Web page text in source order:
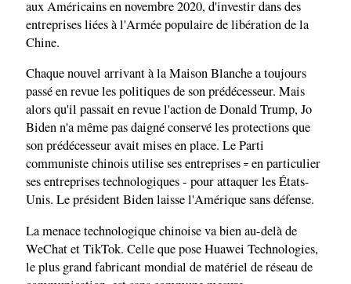
aux Américains en novembre 2020, d'investir dans des
entreprises liées à l'Armée populaire de libération de la
Chine.
Chaque nouvel arrivant à la Maison Blanche a toujours
passé en revue les politiques de son prédécesseur. Mais
alors qu'il passait en revue l'action de Donald Trump, Jo
Biden n'a même pas daigné conservé les protections que
son prédécesseur avait mises en place. Le Parti
communiste chinois utilise ses entreprises-en particulier
ses entreprises technologiques - pour attaquer les États-
Unis. Le président Biden laisse l'Amérique sans défense.
La menace technologique chinoise va bien au-delà de
WeChat et TikTok. Celle que pose Huawei Technologies,
le plus grand fabricant mondial de matériel de réseau de